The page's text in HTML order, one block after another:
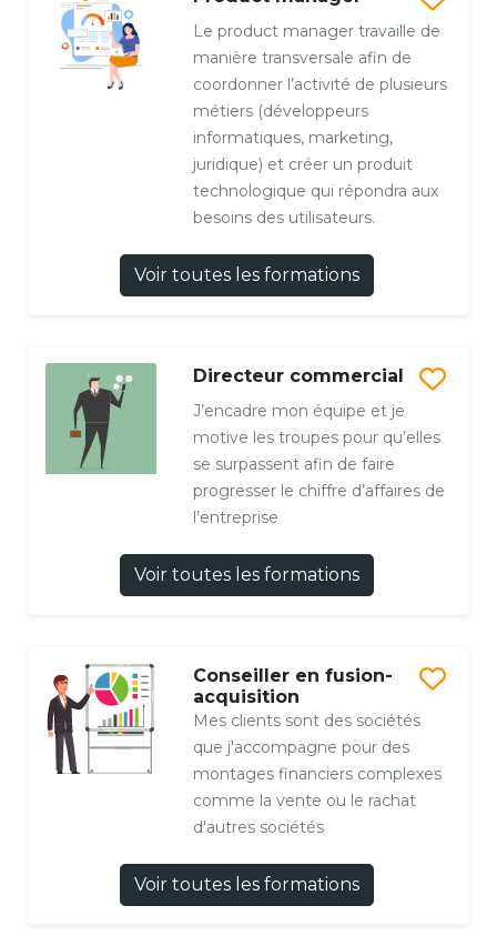
Le product manager travaille de
manière transversale afin de
coordonner l’activité de plusieurs
métiers (développeurs
informatiques, marketing,
juridique) et créer un produit
technologique qui répondra aux
besoins des utilisateurs.
Voir toutes les formations
Directeur commercial
J’encadre mon équipe et je
motive les troupes pour qu’elles
se surpassent afin de faire
progresser le chiffre d’affaires de
l’entreprise
Voir toutes les formations
Conseiller en fusion-
acquisition
Mes clients sont des sociétés
que j'accompagne pour des
montages financiers complexes
comme la vente ou le rachat
d'autres sociétés
Voir toutes les formations